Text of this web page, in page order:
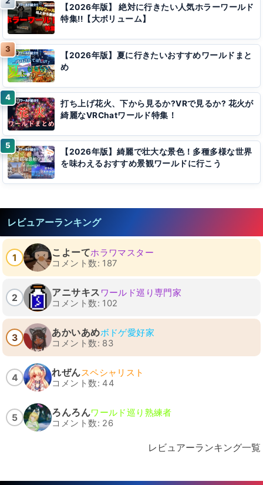
【2026年版】 絶対に行きたい人気ホラーワールド
特集!!【大ボリューム】
【2026年版】夏に行きたいおすすめワールドまと
め
打ち上げ花火、下から見るか?VRで見るか? 花火が
綺麗なVRChatワールド特集！
【2026年版】綺麗で壮大な景色！多種多様な世界
を味わえるおすすめ景観ワールドに行こう
レビュアーランキング
1 こよーてホラワマスター
コメント数: 187
2 アニサキス ワールド巡り専門家
コメント数: 102
3 あかいあめボドゲ愛好家
コメント数: 83
4 れぜんスペシャリスト
コメント数: 44
5 ろんろんワールド巡り熟練者
コメント数: 26
レビュアーランキング一覧